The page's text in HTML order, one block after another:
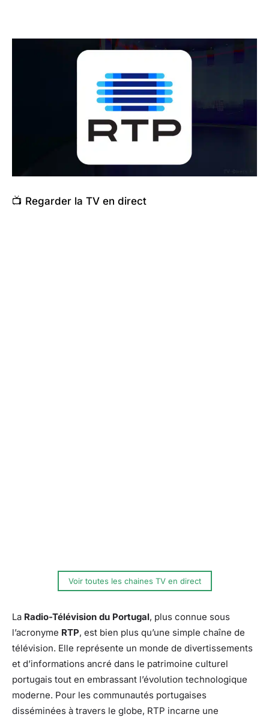
📺 Regarder la TV en direct
Voir toutes les chaines TV en direct
La Radio-Télévision du Portugal, plus connue sous
l’acronyme RTP, est bien plus qu’une simple chaîne de
télévision. Elle représente un monde de divertissements
et d’informations ancré dans le patrimoine culturel
portugais tout en embrassant l’évolution technologique
moderne. Pour les communautés portugaises
disséminées à travers le globe, RTP incarne une